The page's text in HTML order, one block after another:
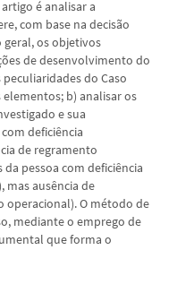
é analisar a
com base na decisão
geral, os objetivos
de desenvolvimento do
do Caso
b) analisar os
e sua
deficiência
de regramento
pessoa com deficiência
mas ausência de
operacional). O método de
mediante o emprego de
que forma o